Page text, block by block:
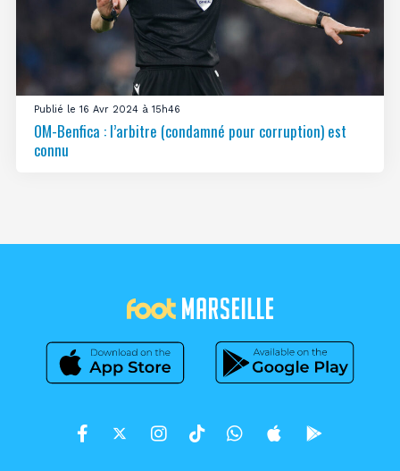
Publié le 16 Avr 2024 à 15h46
OM-Benfica : l’arbitre (condamné pour corruption) est
connu